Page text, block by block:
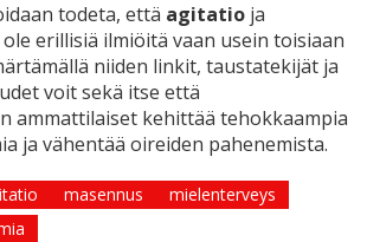
todeta, että agitatio ja
erillisiä ilmiöitä vaan usein toisiaan
niiden linkit, taustatekijät ja
voit sekä itse että
ammattilaiset kehittää tehokkaampia
ja vähentää oireiden pahenemista.
masennus
mielenterveys